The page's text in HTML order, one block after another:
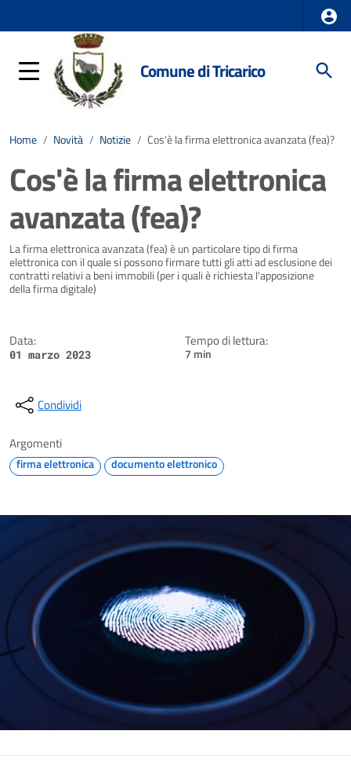
Comune di Tricarico
Home / Novità / Notizie / Cos'è la firma elettronica avanzata (fea)?
Cos'è la firma elettronica
avanzata (fea)?
Dettagli della notizia
La firma elettronica avanzata (fea) è un particolare tipo di firma
elettronica con il quale si possono firmare tutti gli atti ad esclusione dei
contratti relativi a beni immobili (per i quali è richiesta l'apposizione
della firma digitale)
Data:
01 marzo 2023
Tempo di lettura:
7 min
Condividi
Argomenti
firma elettronica documento elettronico